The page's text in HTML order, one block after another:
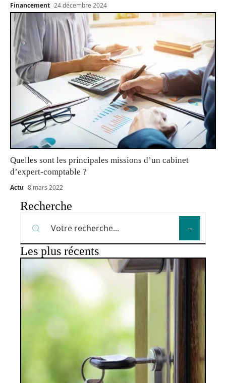
Financement 24 décembre 2024
Quelles sont les principales missions d’un cabinet
d’expert-comptable ?
Actu 8 mars 2022
Recherche
Les plus récents